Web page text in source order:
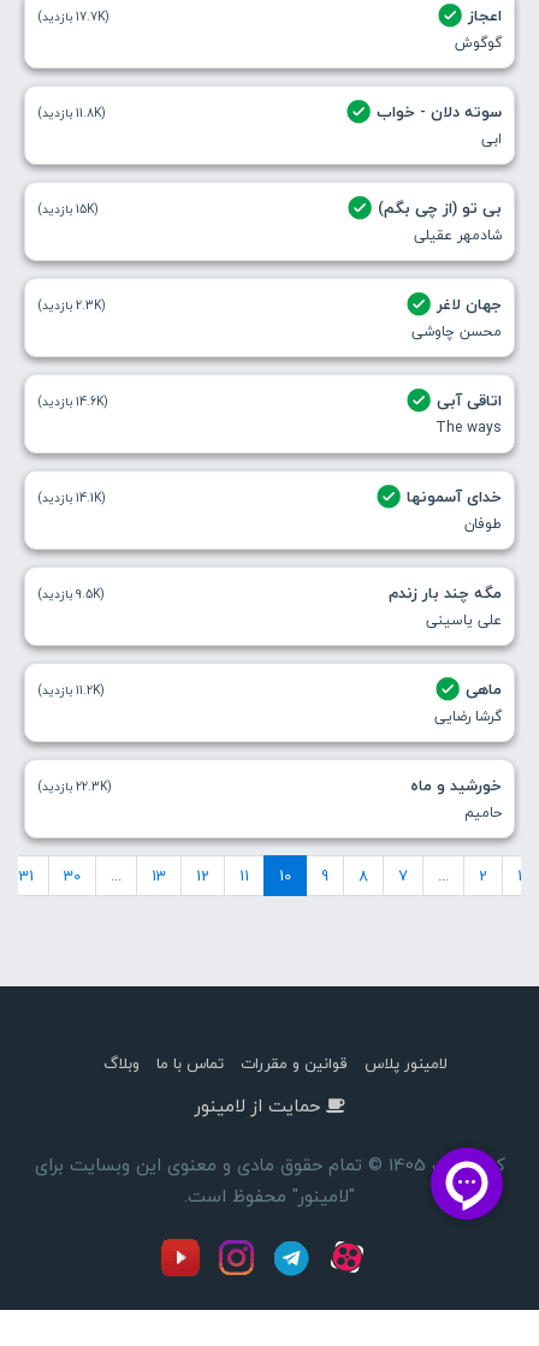
اعجاز
گوگوش
(17.7K بازدید)
سوته دلان - خواب
ابی
(11.8K بازدید)
بی تو (از چی بگم)
شادمهر عقیلی
(15K بازدید)
جهان لاغر
محسن چاوشی
(2.3K بازدید)
اتاقی آبی
The ways
(14.6K بازدید)
خدای آسمونها
طوفان
(14.1K بازدید)
مگه چند بار زندم
علی یاسینی
(9.5K بازدید)
ماهی
گرشا رضایی
(11.2K بازدید)
خورشید و ماه
حامیم
(22.3K بازدید)
1
2
...
7
8
9
10
11
12
13
...
30
31
لامینور پلاس قوانین و مقررات تماس با ما وبلاگ
حمایت از لامینور
کپی رایت 1405 © تمام حقوق مادی و معنوی این وبسایت برای
"لامینور" محفوظ است.